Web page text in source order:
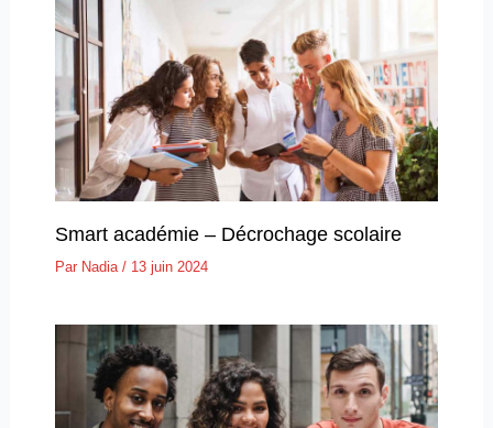
Smart académie – Décrochage scolaire
Par Nadia / 13 juin 2024